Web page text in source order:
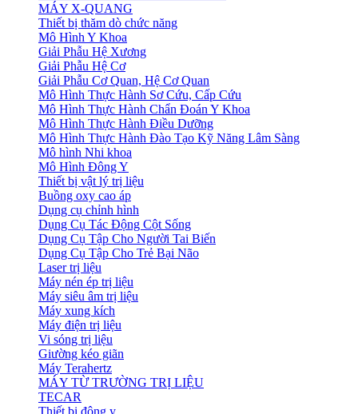
MÁY X-QUANG
Thiết bị thăm dò chức năng
Mô Hình Y Khoa
Giải Phẫu Hệ Xương
Giải Phẫu Hệ Cơ
Giải Phẫu Cơ Quan, Hệ Cơ Quan
Mô Hình Thực Hành Sơ Cứu, Cấp Cứu
Mô Hình Thực Hành Chẩn Đoán Y Khoa
Mô Hình Thực Hành Điều Dưỡng
Mô Hình Thực Hành Đào Tạo Kỹ Năng Lâm Sàng
Mô hình Nhi khoa
Mô Hình Đông Y
Thiết bị vật lý trị liệu
Buồng oxy cao áp
Dụng cụ chỉnh hình
Dụng Cụ Tác Động Cột Sống
Dụng Cụ Tập Cho Người Tai Biến
Dụng Cụ Tập Cho Trẻ Bại Não
Laser trị liệu
Máy nén ép trị liệu
Máy siêu âm trị liệu
Máy xung kích
Máy điện trị liệu
Vi sóng trị liệu
Giường kéo giãn
Máy Terahertz
MÁY TỪ TRƯỜNG TRỊ LIỆU
TECAR
Thiết bị đông y